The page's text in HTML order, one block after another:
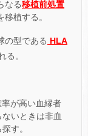
なる移植前処置
移植する。
の型である HLA
る。
が高い血縁者
いときは非血
す。